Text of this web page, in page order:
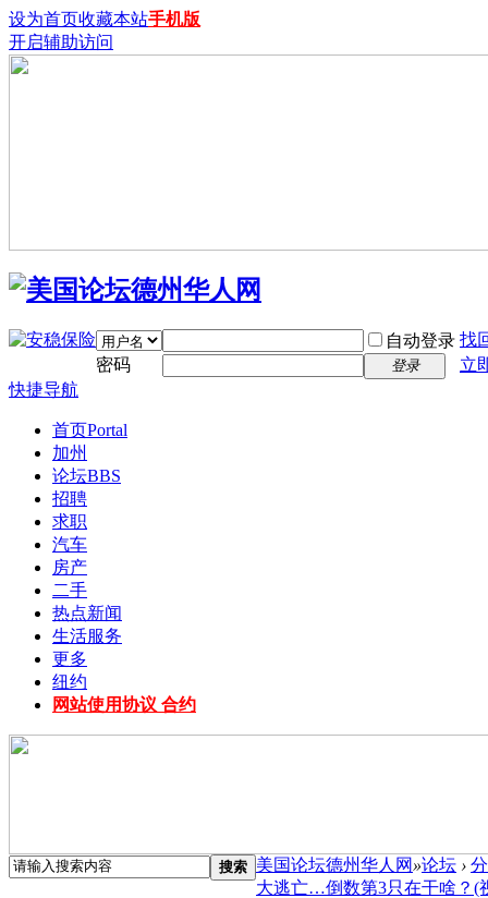
设为首页收藏本站手机版
开启辅助访问
自动登录 找
密码
登录
立
快捷导航
首页Portal
加州
论坛BBS
招聘
求职
汽车
房产
二手
热点新闻
生活服务
更多
纽约
网站使用协议 合约
搜索 美国论坛德州华人网 »论坛 ›
大逃亡…倒数第3只在干啥？(